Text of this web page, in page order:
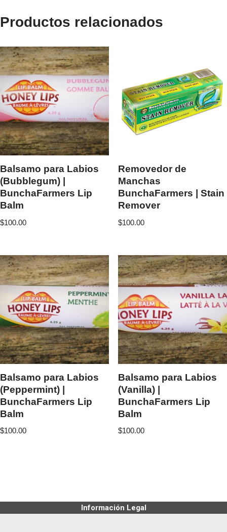
Productos relacionados
Balsamo para Labios
(Bubblegum) |
BunchaFarmers Lip
Balm
$100.00
Removedor de
Manchas
BunchaFarmers | Stain
Remover
$100.00
Balsamo para Labios
(Peppermint) |
BunchaFarmers Lip
Balm
$100.00
Balsamo para Labios
(Vanilla) |
BunchaFarmers Lip
Balm
$100.00
Información Legal